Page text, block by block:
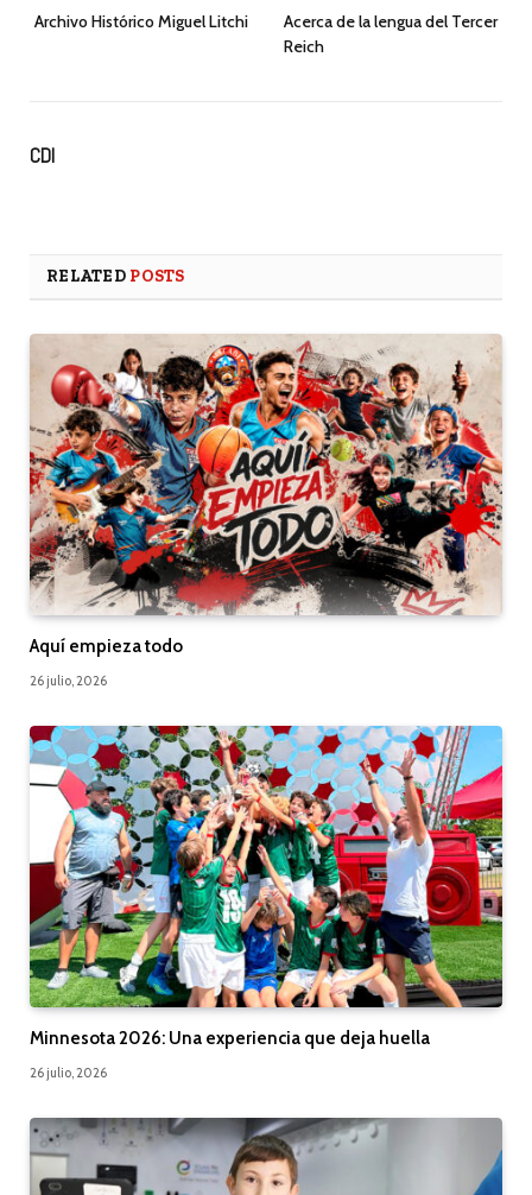
Archivo Histórico Miguel Litchi
Acerca de la lengua del Tercer
Reich
CDI
RELATED POSTS
Aquí empieza todo
26 julio, 2026
Minnesota 2026: Una experiencia que deja huella
26 julio, 2026